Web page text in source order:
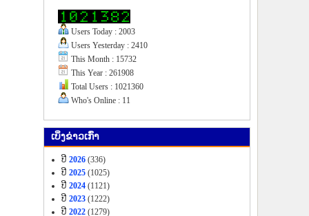
Users Today : 2003
Users Yesterday : 2410
This Month : 15732
This Year : 261908
Total Users : 1021360
Who's Online : 11
ເບິ່ງ​ຂ່າວ​ເກົ່າ
ປີ 2026 (336)
ປີ 2025 (1025)
ປີ 2024 (1121)
ປີ 2023 (1222)
ປີ 2022 (1279)